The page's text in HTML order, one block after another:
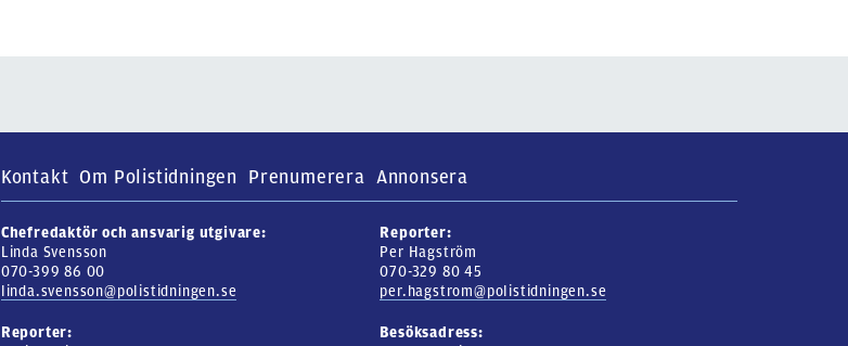
Kontakt Om Polistidningen Prenumerera Annonsera
Chefredaktör och ansvarig utgivare:
Linda Svensson
070-399 86 00
linda.svensson@polistidningen.se
Reporter:
Per Hagström
070-329 80 45
per.hagstrom@polistidningen.se
Reporter:
Besöksadress: